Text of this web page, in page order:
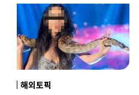
해외토픽